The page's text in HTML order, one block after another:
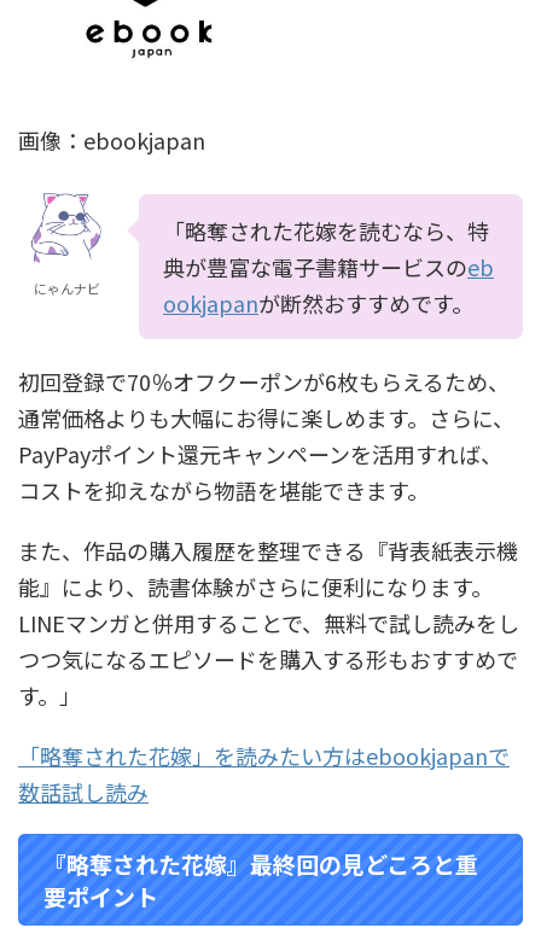
画像：ebookjapan
にゃんナビ
「略奪された花嫁を読むなら、特
典が豊富な電子書籍サービスのeb
ookjapanが断然おすすめです。
初回登録で70％オフクーポンが6枚もらえるため、
通常価格よりも大幅にお得に楽しめます。さらに、
PayPayポイント還元キャンペーンを活用すれば、
コストを抑えながら物語を堪能できます。
また、作品の購入履歴を整理できる『背表紙表示機
能』により、読書体験がさらに便利になります。
LINEマンガと併用することで、無料で試し読みをし
つつ気になるエピソードを購入する形もおすすめで
す。」
「略奪された花嫁」を読みたい方はebookjapanで
数話試し読み
『略奪された花嫁』最終回の見どころと重
要ポイント